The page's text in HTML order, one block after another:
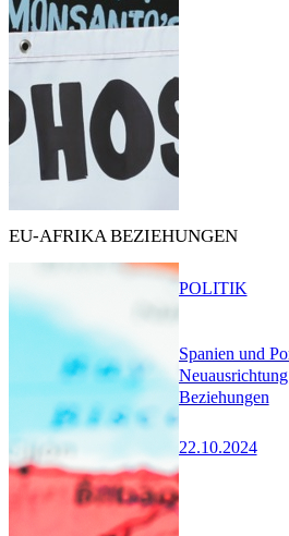
EU-AFRIKA BEZIEHUNGEN
Spanien und
Beziehungen
22.10.2024
POLITIK